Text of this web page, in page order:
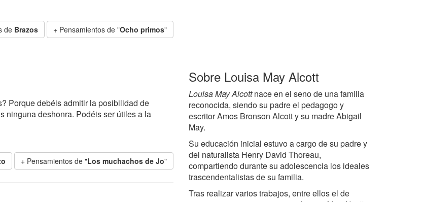
de Brazos + Pensamientos de "Ocho primos"
Porque debéis admitir la posibilidad de
ninguna deshonra. Podéis ser útiles a la
+ Pensamientos de "Los muchachos de Jo"
Sobre Louisa May Alcott
Louisa May Alcottnace en el seno de una familia
reconocida, siendo su padre el pedagogo y
escritor Amos Bronson Alcott y su madre Abigail
May.
Su educación inicial estuvo a cargo de su padre y
del naturalista Henry David Thoreau,
compartiendo durante su adolescencia los ideales
trascendentalistas de su familia.
Tras realizar varios trabajos, entre ellos el de